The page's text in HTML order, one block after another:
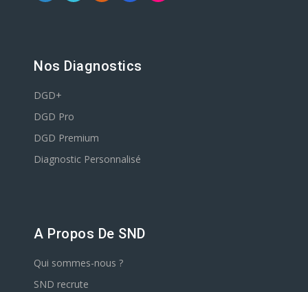
Nos Diagnostics
DGD+
DGD Pro
DGD Premium
Diagnostic Personnalisé
A Propos De SND
Qui sommes-nous ?
SND recrute